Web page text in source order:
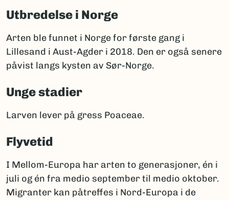
Utbredelse i Norge
Arten ble funnet i Norge for første gang i
Lillesand i Aust-Agder i 2018. Den er også senere
påvist langs kysten av Sør-Norge.
Unge stadier
Larven lever på gress Poaceae.
Flyvetid
I Mellom-Europa har arten to generasjoner, én i
juli og én fra medio september til medio oktober.
Migranter kan påtreffes i Nord-Europa i de